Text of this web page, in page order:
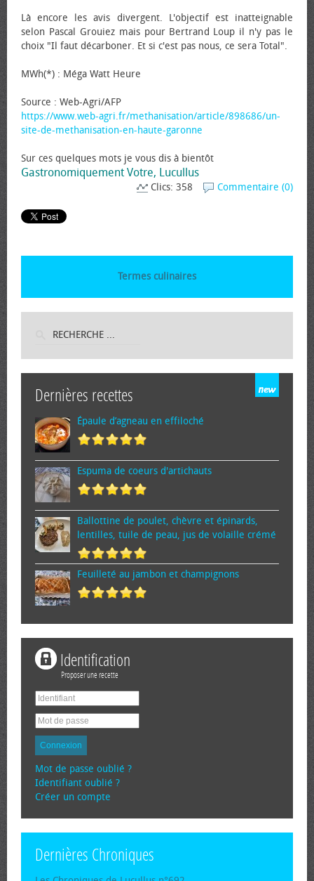
Là encore les avis divergent. L'objectif est inatteignable
selon Pascal Grouiez mais pour Bertrand Loup il n'y pas le
choix "Il faut décarboner. Et si c'est pas nous, ce sera Total".
MWh(*) : Méga Watt Heure
Source : Web-Agri/AFP
https://www.web-agri.fr/methanisation/article/898686/un-
site-de-methanisation-en-haute-garonne
Sur ces quelques mots je vous dis à bientôt
Gastronomiquement Votre, Lucullus
Commentaire (0)
Clics: 358
Termes culinaires
Dernières recettes
Épaule d’agneau en effiloché
Espuma de cœurs d'artichauts
Ballottine de poulet, chèvre et épinards,
lentilles, tuile de peau, jus de volaille crémé
Feuilleté au jambon et champignons
Identification
Proposer une recette
Connexion
Mot de passe oublié ?
Identifiant oublié ?
Créer un compte
Dernières Chroniques